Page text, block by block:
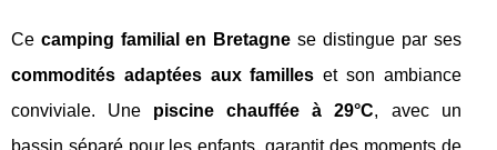
Ce camping familial en Bretagne se distingue par ses
commodités adaptées aux familles et son ambiance
conviviale. Une piscine chauffée à 29°C, avec un
bassin séparé pour les enfants, garantit des moments de